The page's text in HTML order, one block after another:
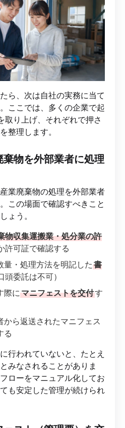
ら、次は自社の実務に当て
ここでは、多くの企業で起
取り上げ、それぞれで押さ
整理します。
物を外部業者に処理
業廃棄物の処理を外部業者
この場面で確認すべきこと
ょう。
物収集運搬業・処分業の許
許可証で確認する
量・処理方法を明記した 書
頭委託は不可）
際にマニフェストを交付す
から返送されたマニフェス
る
行われていないと、たとえ
みなされることがありま
ローをマニュアル化してお
も安定した管理が続けられ